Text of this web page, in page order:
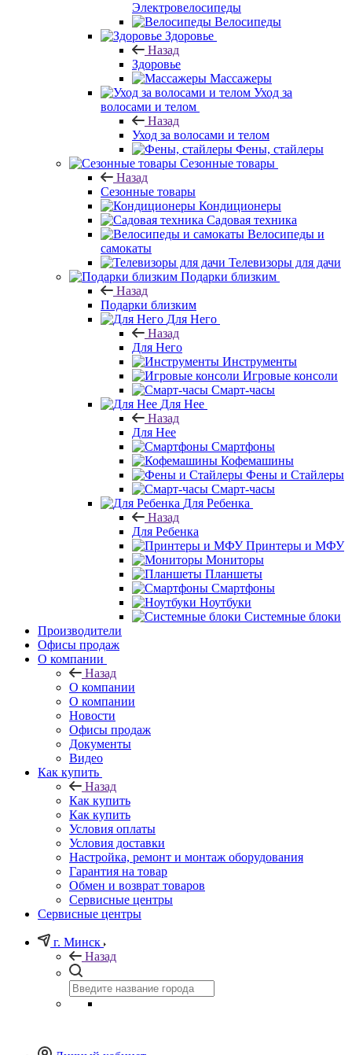
Электровелосипеды
Велосипеды
Здоровье
Назад
Здоровье
Массажеры
Уход за
волосами и телом
Назад
Уход за волосами и телом
Фены, стайлеры
Сезонные товары
Назад
Сезонные товары
Кондиционеры
Садовая техника
Велосипеды и
самокаты
Телевизоры для дачи
Подарки близким
Назад
Подарки близким
Для Него
Назад
Для Него
Инструменты
Игровые консоли
Смарт-часы
Для Нее
Назад
Для Нее
Смартфоны
Кофемашины
Фены и Стайлеры
Смарт-часы
Для Ребенка
Назад
Для Ребенка
Принтеры и МФУ
Мониторы
Планшеты
Смартфоны
Ноутбуки
Системные блоки
Производители
Офисы продаж
О компании
Назад
О компании
О компании
Новости
Офисы продаж
Документы
Видео
Как купить
Назад
Как купить
Как купить
Условия оплаты
Условия доставки
Настройка, ремонт и монтаж оборудования
Гарантия на товар
Обмен и возврат товаров
Сервисные центры
Сервисные центры
г. Минск
Назад